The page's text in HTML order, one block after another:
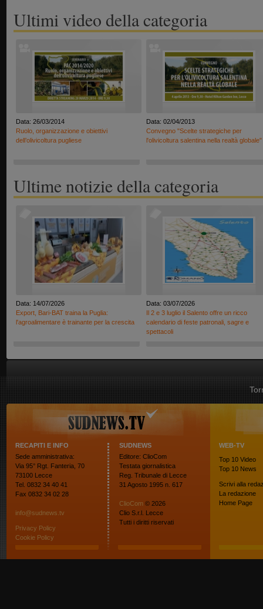
Ultimi video della categoria
Data: 26/03/2014
Ruolo, organizzazione e obiettivi
dell’olivicoltura pugliese
Data: 02/04/2013
Convegno "Scelte strategiche per
l'olivicoltura salentina nella realtà globale"
Ultime notizie della categoria
Data: 14/07/2026
Export, Bari-BAT traina la Puglia:
l'agroalimentare è trainante per la crescita
Data: 03/07/2026
Il 2 e 3 luglio il Salento offre un ricco
calendario di feste patronali, sagre e
spettacoli
RECAPITI E INFO
Sede amministrativa:
Via 95° Rgt. Fanteria, 70
73100 Lecce
Tel. 0832 34 40 41
Fax 0832 34 02 28
info@sudnews.tv
Privacy Policy
Cookie Policy
SUDNEWS
Editore: ClioCom
Testata giornalistica
Reg. Tribunale di Lecce
31 Agosto 1995 n. 617
ClioCom © 2026
Clio S.r.l. Lecce
Tutti i diritti riservati
WEB-TV
Top 10 Video
Top 10 News
Scrivi alla
La redazione
Home Page